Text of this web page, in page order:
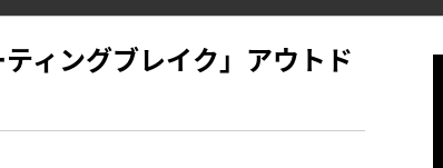
ィングブレイク」アウトド